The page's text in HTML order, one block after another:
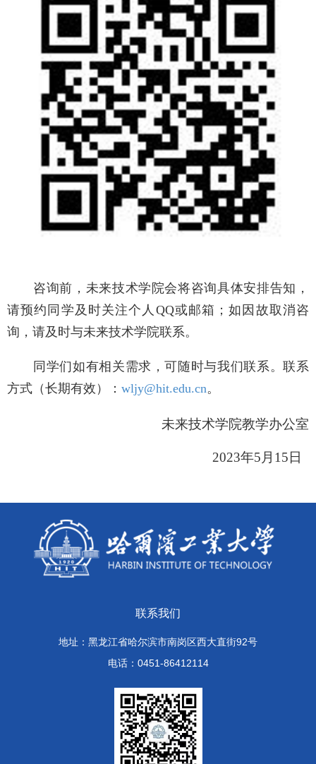
咨询前，未来技术学院会将咨询具体安排告知 ，
请预约同学及时关注个人 QQ或邮箱 ；如因故取消咨
询，请及时与未来技术学院联系。
同学们如有相关需求，可随时与我们联系。联系
方式（长期有效）： wljy@hit.edu.cn。
未来技术学院教学办公室
2023年5月15日
联系我们
地址：黑龙江省哈尔滨市南岗区西大直街92号
电话：0451-86412114